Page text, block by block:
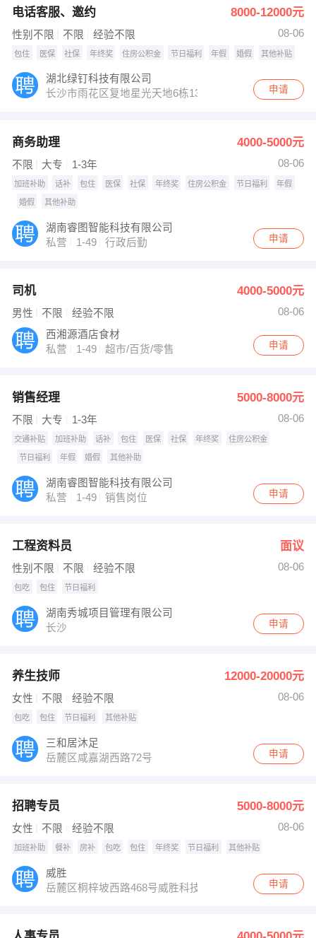
电话客服、邀约 8000-12000元
性别不限 不限 经验不限 08-06
包住 医保 社保 年终奖 住房公积金 节日福利 年假 婚假 其他补贴
湖北绿钉科技有限公司
长沙市雨花区复地星光天地6栋13065单元（德思勤附近）
申请
商务助理 4000-5000元
不限 大专 1-3年 08-06
加班补助 话补 包住 医保 社保 年终奖 住房公积金 节日福利 年假
婚假 其他补助
湖南睿图智能科技有限公司
私营
1-49 行政后勤 申请
司机 4000-5000元
男性 不限 经验不限
08-06
西湘源酒店食材
私营
1-49 超市/百货/零售 申请
销售经理 5000-8000元
不限 大专 1-3年 08-06
交通补贴 加班补助 话补 包住 医保 社保 年终奖 住房公积金
节日福利 年假 婚假 其他补助
湖南睿图智能科技有限公司
私营
1-49 销售岗位 申请
工程资料员 面议
性别不限 不限 经验不限 08-06
包吃 包住 节日福利
湖南秀城项目管理有限公司
长沙
申请
养生技师 12000-20000元
女性 不限 经验不限 08-06
包吃 包住 节日福利 其他补贴
三和居沐足
岳麓区咸嘉湖西路72号
申请
招聘专员 5000-8000元
女性 不限 经验不限 08-06
加班补助 餐补 房补 包吃 包住 年终奖 节日福利 其他补贴
威胜
岳麓区桐梓坡西路468号威胜科技圆
申请